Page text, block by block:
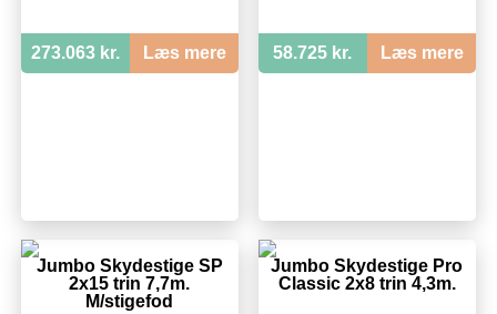
273.063 kr. Læs mere 58.725 kr. Læs mere
Jumbo Skydestige SP
2x15 trin 7,7m.
M/stigefod
Jumbo Skydestige Pro
Classic 2x8 trin 4,3m.